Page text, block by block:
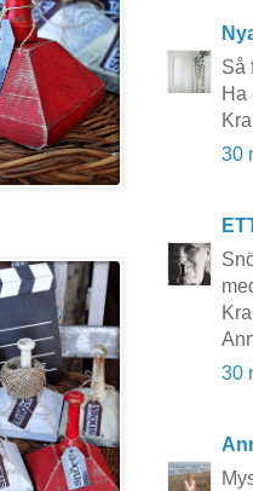
Så
Ha
30
30